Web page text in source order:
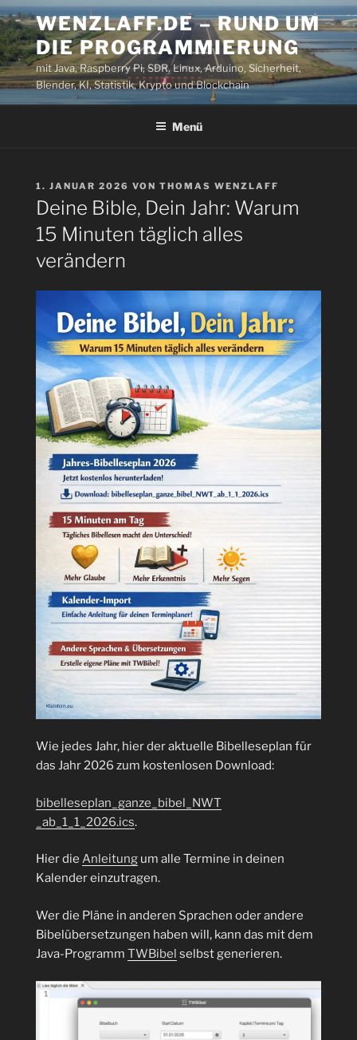
Zum
Inhalt
springen
WENZLAFF.DE – RUND UM
DIE PROGRAMMIERUNG
mit Java, Raspberry Pi, SDR, Linux, Arduino, Sicherheit,
Blender, KI, Statistik, Krypto und Blockchain
Menü
VERÖFFENTLICHT
AM
1. JANUAR 2026 VON THOMAS WENZLAFF
Deine Bible, Dein Jahr: Warum
15 Minuten täglich alles
verändern
Wie jedes Jahr, hier der aktuelle Bibelleseplan für
das Jahr 2026 zum kostenlosen Download:
bibelleseplan_ganze_bibel_NWT
_ab_1_1_2026.ics.
Hier die Anleitung um alle Termine in deinen
Kalender einzutragen.
Wer die Pläne in anderen Sprachen oder andere
Bibelübersetzungen haben will, kann das mit dem
Java-Programm TWBibel selbst generieren.